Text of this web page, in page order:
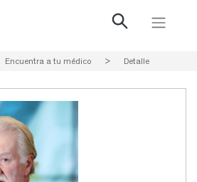
Encuentra a tu médico > Detalle